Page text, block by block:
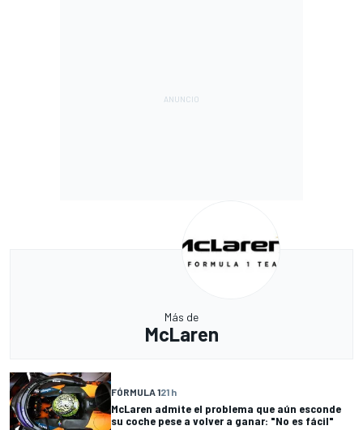
Más de
McLaren
FÓRMULA 121 h
McLaren admite el problema que aún esconde
su coche pese a volver a ganar: "No es fácil"